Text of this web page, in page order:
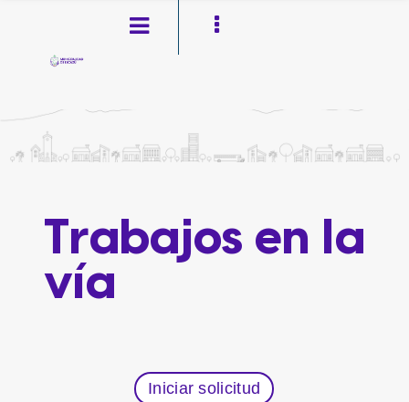
Pasar al contenido principal
Ir a la navegación
Toggle high contrast
Trabajos en la
vía
Iniciar solicitud